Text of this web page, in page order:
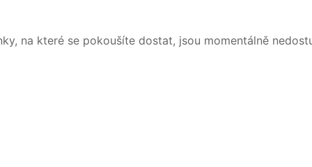
na které se pokoušíte dostat, jsou momentálně